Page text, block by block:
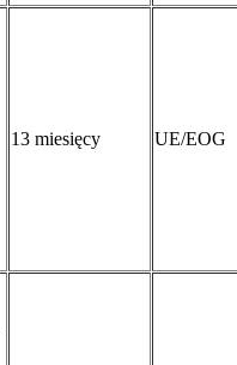
13 miesięcy UE/EOG